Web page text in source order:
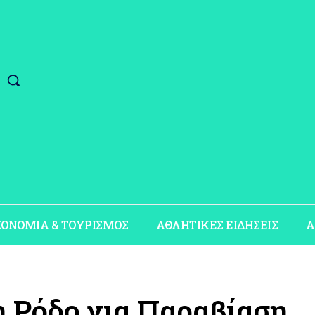
& ΤΟΥΡΙΣΜΟΣ ΑΘΛΗΤΙΚΕΣ ΕΙΔΗΣΕΙΣ